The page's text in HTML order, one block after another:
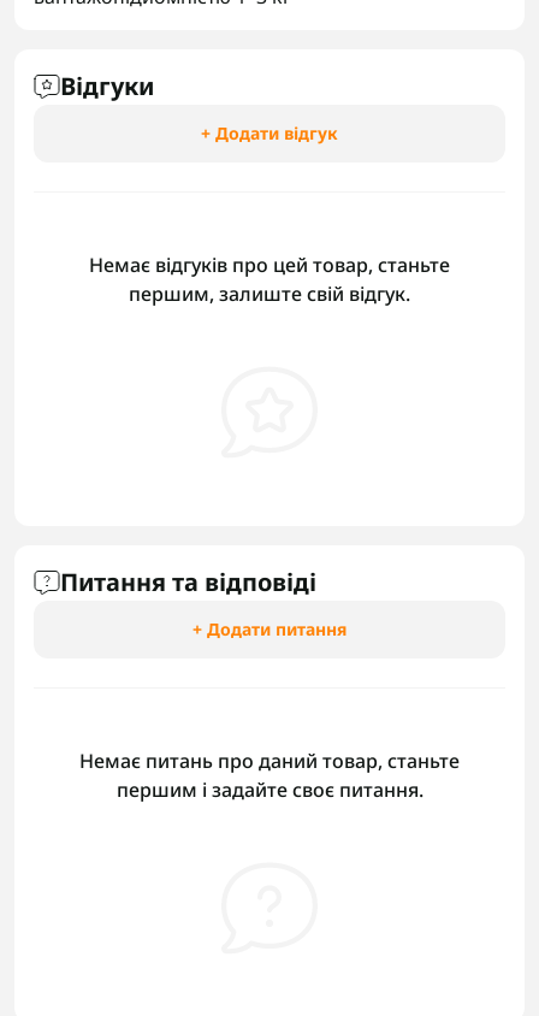
Відгуки
+ Додати відгук
Немає відгуків про цей товар, станьте
першим, залиште свій відгук.
Питання та відповіді
+ Додати питання
Немає питань про даний товар, станьте
першим і задайте своє питання.